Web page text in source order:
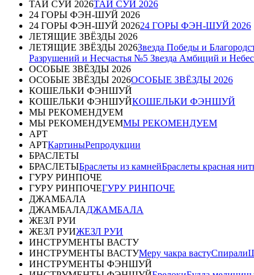
ТАЙ СУЙ 2026ТАЙ СУЙ 2026
24 ГОРЫ ФЭН-ШУЙ 2026
24 ГОРЫ ФЭН-ШУЙ 202624 ГОРЫ ФЭН-ШУЙ 2026
ЛЕТЯЩИЕ ЗВЁЗДЫ 2026
ЛЕТЯЩИЕ ЗВЁЗДЫ 2026Звезда Победы и
Разрушений и Несчастья №5 Звезда Амбиций и
ОСОБЫЕ ЗВЁЗДЫ 2026
ОСОБЫЕ ЗВЁЗДЫ 2026ОСОБЫЕ ЗВЁЗДЫ 2026
КОШЕЛЬКИ ФЭНШУЙ
КОШЕЛЬКИ ФЭНШУЙКОШЕЛЬКИ ФЭНШУЙ
МЫ РЕКОМЕНДУЕМ
МЫ РЕКОМЕНДУЕММЫ РЕКОМЕНДУЕМ
АРТ
АРТКартиныРепродукции
БРАСЛЕТЫ
БРАСЛЕТЫБраслеты из камнейБраслеты красная
ГУРУ РИНПОЧЕ
ГУРУ РИНПОЧЕГУРУ РИНПОЧЕ
ДЖАМБАЛА
ДЖАМБАЛАДЖАМБАЛА
ЖЕЗЛ РУИ
ЖЕЗЛ РУИЖЕЗЛ РУИ
ИНСТРУМЕНТЫ ВАСТУ
ИНСТРУМЕНТЫ ВАСТУМеру чакра вастуСпирали
ИНСТРУМЕНТЫ ФЭНШУЙ